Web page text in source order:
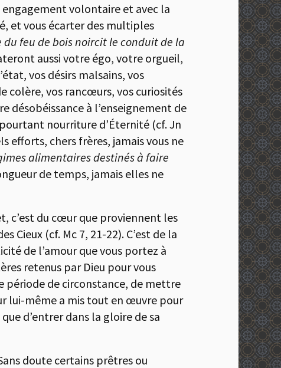
engagement volontaire et avec la
et vous écarter des multiples
du feu de bois noircit le conduit de la
aussi votre égo, votre orgueil,
vos désirs malsains, vos
colère, vos rancœurs, vos curiosités
désobéissance à l’enseignement de
nourriture d’Éternité (cf. Jn
efforts, chers frères, jamais vous ne
alimentaires destinés à faire
de temps, jamais elles ne
c’est du cœur que proviennent les
Cieux (cf. Mc 7, 21-22). C’est de la
de l’amour que vous portez à
retenus par Dieu pour vous
période de circonstance, de mettre
lui-même a mis tout en œuvre pour
d’entrer dans la gloire de sa
doute certains prêtres ou